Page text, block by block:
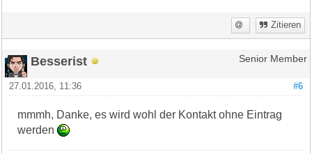
Zitieren
Besserist Senior Member
#6
27.01.2016, 11:36
mmmh, Danke, es wird wohl der Kontakt ohne Eintrag
werden